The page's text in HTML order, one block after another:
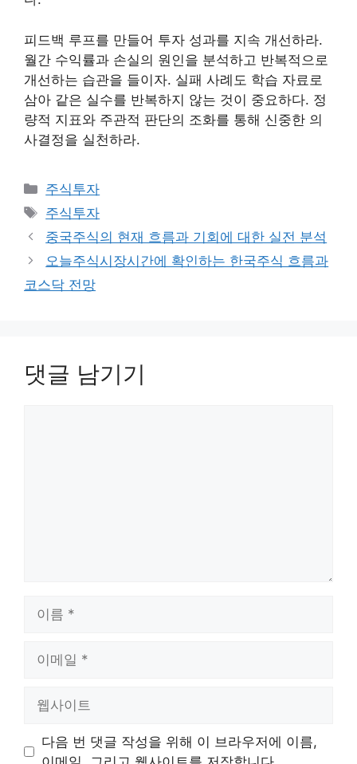
피드백 루프를 만들어 투자 성과를 지속 개선하라.
월간 수익률과 손실의 원인을 분석하고 반복적으로
개선하는 습관을 들이자. 실패 사례도 학습 자료로
삼아 같은 실수를 반복하지 않는 것이 중요하다. 정
량적 지표와 주관적 판단의 조화를 통해 신중한 의
사결정을 실천하라.
카
테
고
리
주식투자
태
그
주식투자
중국주식의 현재 흐름과 기회에 대한 실전 분석
오늘주식시장시간에 확인하는 한국주식 흐름과
코스닥 전망
댓글 남기기
트
다음 번 댓글 작성을 위해 이 브라우저에 이름,